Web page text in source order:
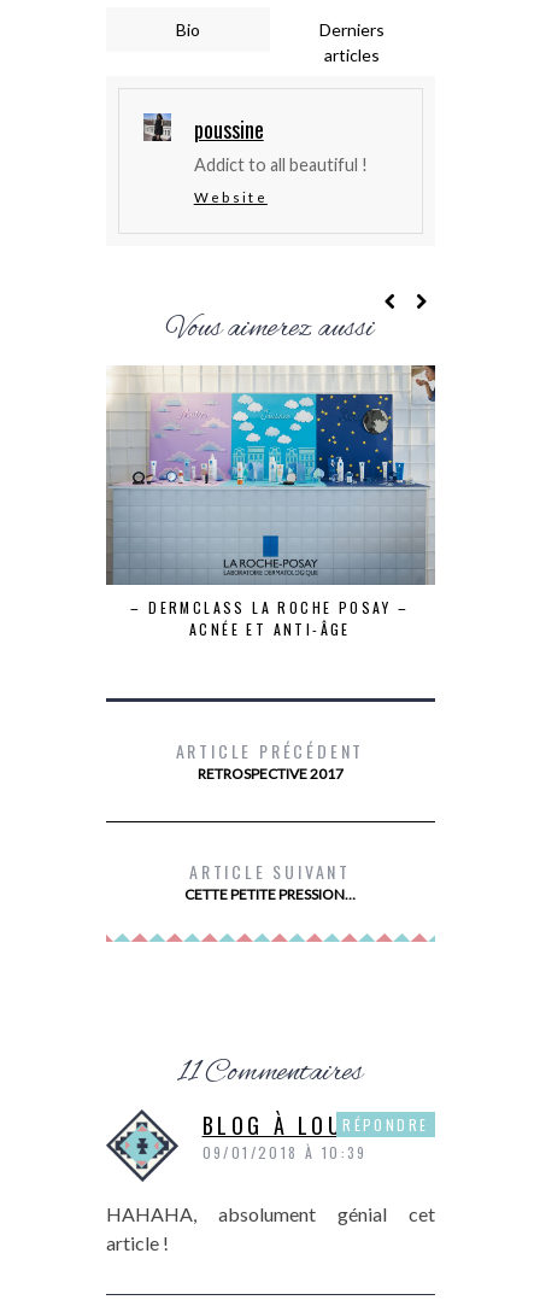
Bio
Derniers
articles
poussine
Addict to all beautiful !
Website
Vous aimerez aussi
– DERMCLASS LA ROCHE POSAY –
ACNÉE ET ANTI-ÂGE
ARTICLE PRÉCÉDENT
RETROSPECTIVE 2017
ARTICLE SUIVANT
CETTE PETITE PRESSION…
11 Commentaires
BLOG À LOU
09/01/2018 À 10:39
HAHAHA, absolument génial cet
article !
RÉPONDRE